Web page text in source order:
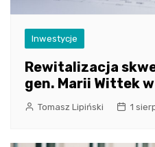
Inwestycje
Rewitalizacja
gen. Marii Wittek
Tomasz Lipiński 1